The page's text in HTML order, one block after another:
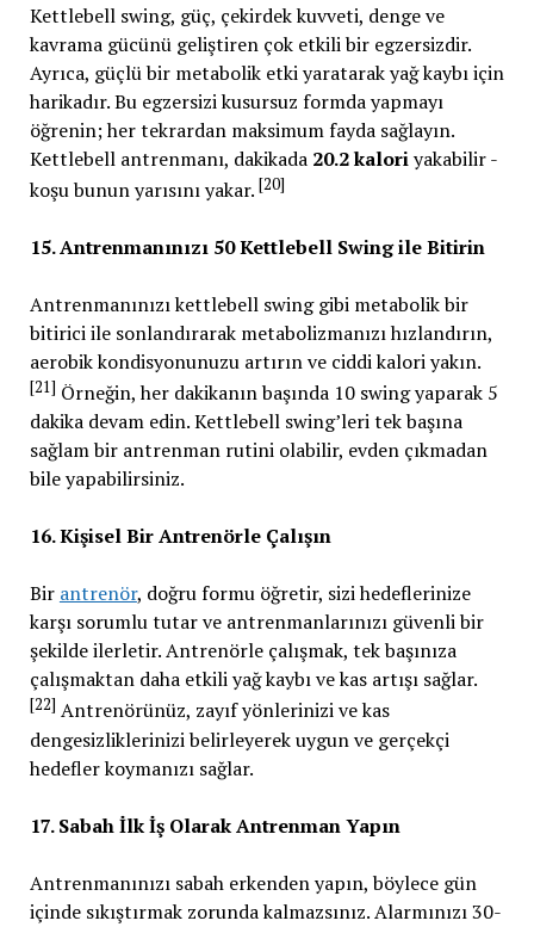
Kettlebell swing, güç, çekirdek kuvveti, denge ve
kavrama gücünü geliştiren çok etkili bir egzersizdir.
Ayrıca, güçlü bir metabolik etki yaratarak yağ kaybı için
harikadır. Bu egzersizi kusursuz formda yapmayı
öğrenin; her tekrardan maksimum fayda sağlayın.
Kettlebell antrenmanı, dakikada 20.2 kaloriyakabilir -
koşu bunun yarısını yakar. [20]
15. Antrenmanınızı 50 Kettlebell Swing ile Bitirin
Antrenmanınızı kettlebell swing gibi metabolik bir
bitirici ile sonlandırarak metabolizmanızı hızlandırın,
aerobik kondisyonunuzu artırın ve ciddi kalori yakın.
[21] Örneğin, her dakikanın başında 10 swing yaparak 5
dakika devam edin. Kettlebell swing’leri tek başına
sağlam bir antrenman rutini olabilir, evden çıkmadan
bile yapabilirsiniz.
16. Kişisel Bir Antrenörle Çalışın
Bir antrenör, doğru formu öğretir, sizi hedeflerinize
karşı sorumlu tutar ve antrenmanlarınızı güvenli bir
şekilde ilerletir. Antrenörle çalışmak, tek başınıza
çalışmaktan daha etkili yağ kaybı ve kas artışı sağlar.
[22] Antrenörünüz, zayıf yönlerinizi ve kas
dengesizliklerinizi belirleyerek uygun ve gerçekçi
hedefler koymanızı sağlar.
17. Sabah İlk İş Olarak Antrenman Yapın
Antrenmanınızı sabah erkenden yapın, böylece gün
içinde sıkıştırmak zorunda kalmazsınız. Alarmınızı 30-